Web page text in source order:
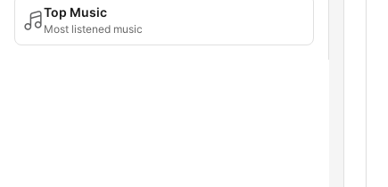
Top Music
Most listened music